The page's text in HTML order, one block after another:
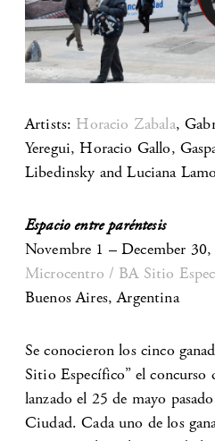
Artists: Horacio Zabala,
Yeregui, Horacio Gallo,
Libedinsky and Luciana
Espacio entre paréntesis
Novembre 1 – December
Microcentro / BA Sitio
Buenos Aires, Argentina
Se conocieron los cinco
Sitio Específico” el concurso
lanzado el 25 de mayo
Ciudad. Cada uno de los